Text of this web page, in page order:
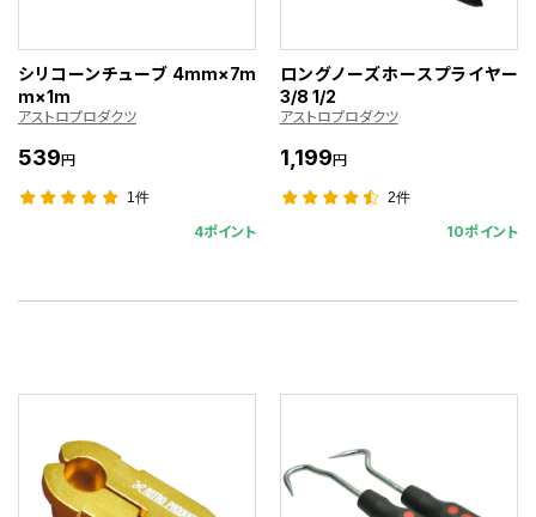
シリコーンチューブ 4mm×7m
m×1m
アストロプロダクツ
539円
1件
4ポイント
ロングノーズホースプライヤー
3/8 1/2
アストロプロダクツ
1,199円
2件
10ポイント